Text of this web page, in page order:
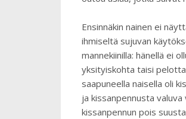
Ensinnäkin nainen ei
ihmiseltä sujuvan
mannekiinilla: hänellä ei
yksityiskohta taisi
saapuneella naisella oli
ja kissanpennusta
kissanpennun pois